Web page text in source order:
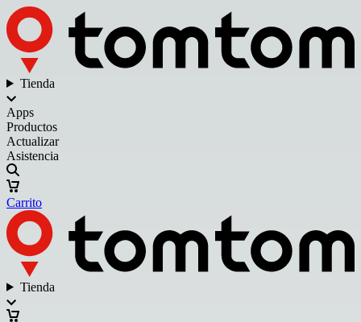
Tienda
Apps
Productos
Actualizar
Asistencia
Carrito
Tienda